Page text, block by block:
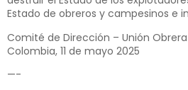
Estado de obreros y campesinos e
Comité de Dirección – Unión
Colombia, 11 de mayo 2025
—-